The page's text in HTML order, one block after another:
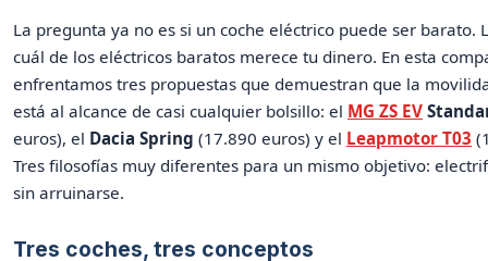
La pregunta ya no es si un coche eléctrico puede ser barato.
cuál de los eléctricos baratos merece tu dinero. En esta
enfrentamos tres propuestas que demuestran que la
está al alcance de casi cualquier bolsillo: el MG ZS EV
euros), el Dacia Spring (17.890 euros) y el Leapmotor T03
Tres filosofías muy diferentes para un mismo objetivo:
sin arruinarse.
Tres coches, tres conceptos